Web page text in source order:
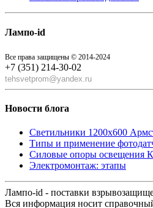
Лампо-id
Все права защищены © 2014-2024
+7 (351) 214-30-02
tehsvetprom@yandex.ru
Новости блога
Светильники 1200x600
Типы и применение
Силовые опоры освещения
Электромонтаж: этапы
Лампо-id - поставки
Вся информация носит